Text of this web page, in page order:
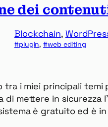
dei
Blockchain,
plugin, web editing
i miei principali temi
di mettere in
è gratuito ed è